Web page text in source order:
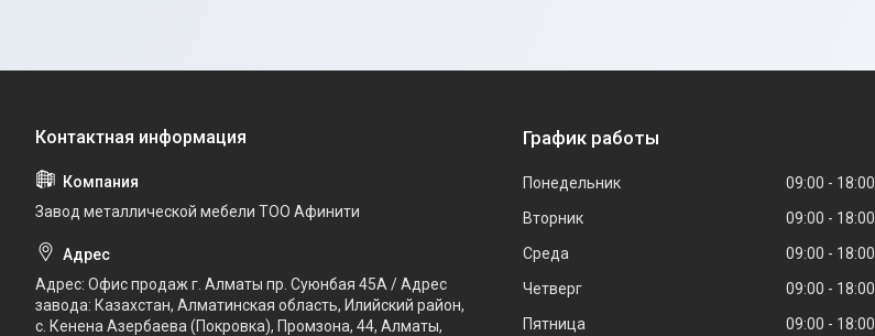
Завод металлической мебели ТОО Афинити
Адрес: Офис продаж г. Алматы пр. Суюнбая 45А / Адрес
завода: Казахстан, Алматинская область, Илийский район, ​
с. Кенена Азербаева (Покровка), Промзона, 44​, Алматы,
График работы
Понедельник 09:00
18:00
Вторник
09:00
18:00
Среда
09:00
18:00
Четверг
09:00
18:00
Пятница
09:00
18:00